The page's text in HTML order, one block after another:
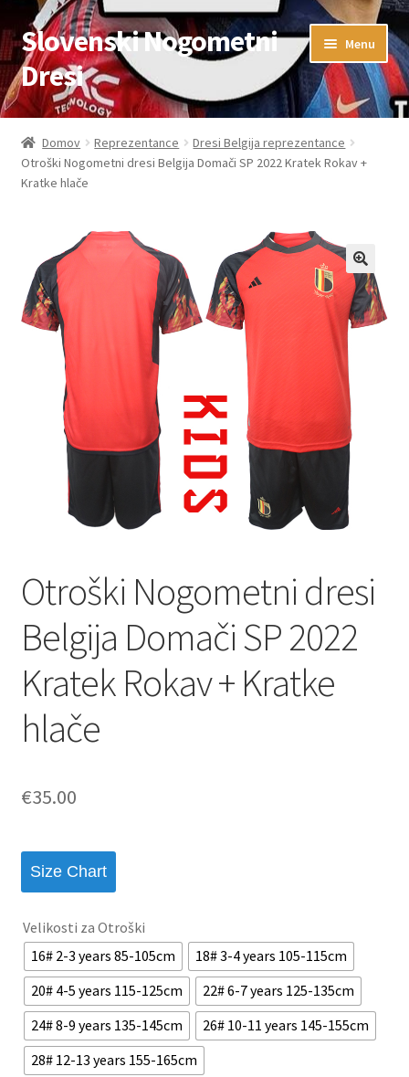
Skip
to
navigation
Skip
to
content
Slovenski Nogometni
Dresi
Menu
Domov
Blog
Kontaktiraj nas
Košarica
Moj račun
Trgovina
Zaključek nakupa
Domov Reprezentance
Dresi Belgija reprezentance
Otroški Nogometni dresi Belgija Domači SP 2022 Kratek Rokav +
Kratke hlače
Otroški Nogometni dresi
Belgija Domači SP 2022
Kratek Rokav + Kratke
hlače
€35.00
Size Chart
Velikosti za Otroški
16# 2-3 years 85-105cm
18# 3-4 years 105-115cm
20# 4-5 years 115-125cm
22# 6-7 years 125-135cm
24# 8-9 years 135-145cm
26# 10-11 years 145-155cm
28# 12-13 years 155-165cm